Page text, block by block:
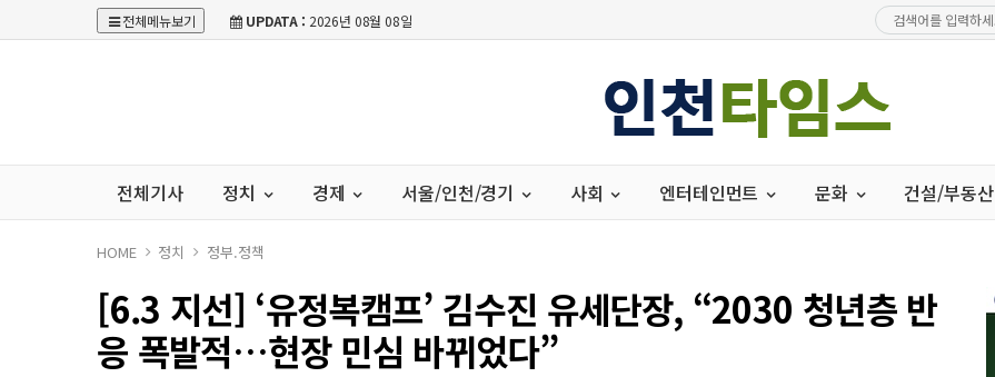
전체메뉴보기 UPDATA : 2026년 08월 08일
전체기사 정치 경제 서울/인천/경기 사회 엔터테인먼트 문화 건설/부동산
HOME 정치 정부.정책
[6.3 지선] ‘유정복캠프’ 김수진 유세단장, “2030 청년층 반
응 폭발적…현장 민심 바뀌었다”